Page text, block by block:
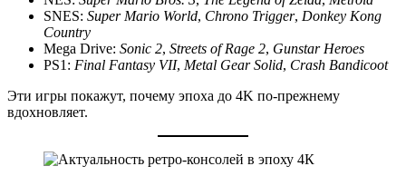
SNES: Super Mario World, Chrono Trigger, Donkey Kong
Country
Mega Drive: Sonic 2, Streets of Rage 2, Gunstar Heroes
PS1: Final Fantasy VII, Metal Gear Solid, Crash Bandicoot
Эти игры покажут, почему эпоха до 4K по-прежнему
вдохновляет.